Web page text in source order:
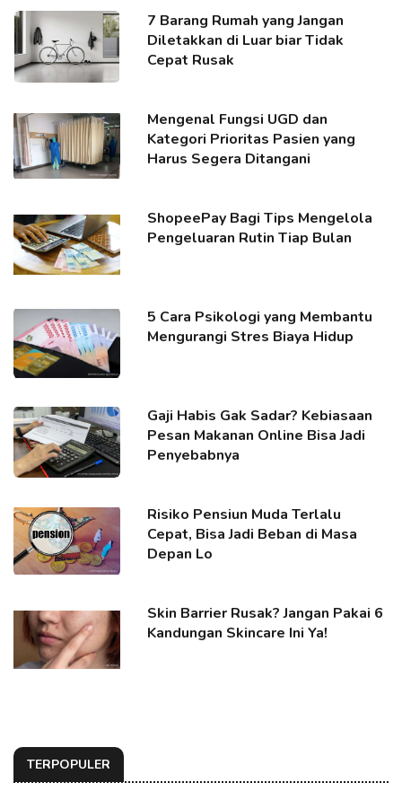
7 Barang Rumah yang Jangan
Diletakkan di Luar biar Tidak
Cepat Rusak
Mengenal Fungsi UGD dan
Kategori Prioritas Pasien yang
Harus Segera Ditangani
ShopeePay Bagi Tips Mengelola
Pengeluaran Rutin Tiap Bulan
5 Cara Psikologi yang Membantu
Mengurangi Stres Biaya Hidup
Gaji Habis Gak Sadar? Kebiasaan
Pesan Makanan Online Bisa Jadi
Penyebabnya
Risiko Pensiun Muda Terlalu
Cepat, Bisa Jadi Beban di Masa
Depan Lo
Skin Barrier Rusak? Jangan Pakai 6
Kandungan Skincare Ini Ya!
TERPOPULER